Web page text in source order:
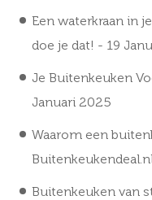
Een waterkraan in
doe je dat! - 19
Je Buitenkeuken
Januari 2025
Waarom een
Buitenkeuken van